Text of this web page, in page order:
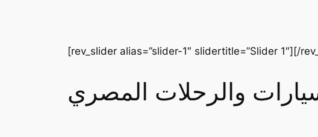
[rev_slider alias=”slider-1″ slidertitle=”Slider 1″][/
والرحلات المصري